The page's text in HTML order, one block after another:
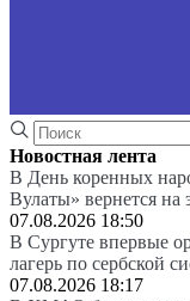
Новостная лента
В День коренных
Вулаты» вернется на
07.08.2026 18:50
В Сургуте впервые
лагерь по сербской
07.08.2026 18:17